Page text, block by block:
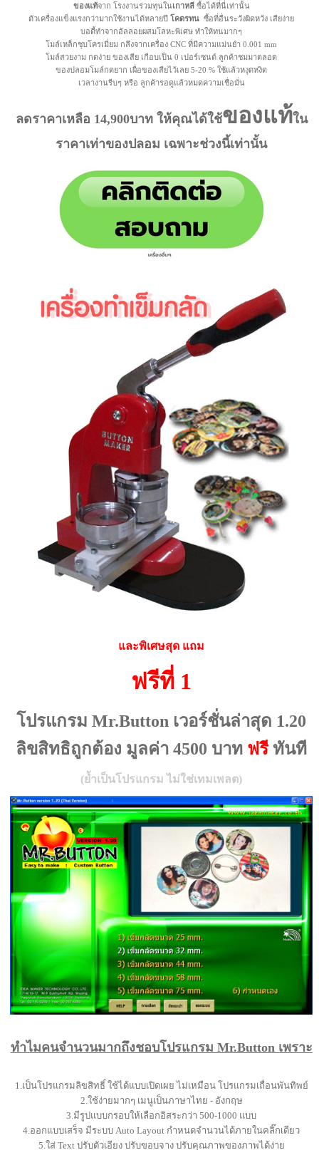
ของแท้จาก โรงงานร่วมทุนในเกาหลีซื้อได้ที่นี่เท่านั้น
ตัวเครื่องแข็งแรงกว่ามากใช้งานได้หลายปีโคตรทน ซื้อที่อื่นระวังผิดหวัง เสียง่าย
บอดี้ทำจากอัลลอยผสมโลหะพิเศษ ทำให้ทนมากๆ
โมล์เหล็กชุบโครเมี่ยม กลึงจากเครื่อง CNC ที่มีความแม่นยำ 0.001 mm
โมล์สวยงาม กดง่าย ของเสีย เกือบเป็น 0 เปอร์เซนต์ ลูกค้าชมมาตลอด
ของปลอมโมล์กดยาก เผื่อของเสียไว้เลย 5-20 % ใช้แล้วหงุดหงิด
เวลางานรีบๆ หรือ ลูกค้ารอดูแล้วหมดความเชื่อมั่น
ลดราคาเหลือ 14,900บาท ให้คุณได้ใช้ของแท้ใน
ราคาเท่าของปลอม เฉพาะช่วงนี้เท่านั้น
และพิเศษสุด แถม
ฟรีที่ 1
โปรแกรม Mr.Button เวอร์ชั่นล่าสุด 1.20
ลิขสิทธิถูกต้อง มูลค่า 4500 บาท ฟรีทันที
(ย้ำเป็นโปรแกรม ไม่ใช่เทมเพลต)
ทำไมคนจำนวนมากถึงชอบโปรแกรม Mr.Button เพราะ
1.เป็นโปรแกรมลิขสิทธิ์ ใช้ได้แบบเปิดเผย ไม่เหมือน โปรแกรมเถื่อนพันทิพย์
2.ใช้ง่ายมากๆ เมนูเป็นภาษาไทย - อังกฤษ
3.มีรูปแบบกรอบให้เลือกอิสระกว่า 500-1000 แบบ
4.ออกแบบเสร็จ มีระบบ Auto Layout กำหนดจำนวนได้ภายในคลิ๊กเดียว
5.ใส่ Text ปรับตัวเอียง ปรับขอบจาง ปรับคุณภาพของภาพได้ง่าย